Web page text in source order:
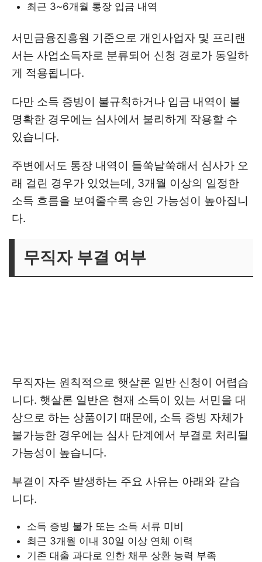
최근 3~6개월 통장 입금 내역
서민금융진흥원 기준으로 개인사업자 및 프리랜
서는 사업소득자로 분류되어 신청 경로가 동일하
게 적용됩니다.
다만 소득 증빙이 불규칙하거나 입금 내역이 불
명확한 경우에는 심사에서 불리하게 작용할 수
있습니다.
주변에서도 통장 내역이 들쑥날쑥해서 심사가 오
래 걸린 경우가 있었는데, 3개월 이상의 일정한
소득 흐름을 보여줄수록 승인 가능성이 높아집니
다.
무직자 부결 여부
무직자는 원칙적으로 햇살론 일반 신청이 어렵습
니다. 햇살론 일반은 현재 소득이 있는 서민을 대
상으로 하는 상품이기 때문에, 소득 증빙 자체가
불가능한 경우에는 심사 단계에서 부결로 처리될
가능성이 높습니다.
부결이 자주 발생하는 주요 사유는 아래와 같습
니다.
소득 증빙 불가 또는 소득 서류 미비
최근 3개월 이내 30일 이상 연체 이력
기존 대출 과다로 인한 채무 상환 능력 부족